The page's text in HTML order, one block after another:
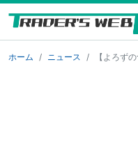
ホーム ニュース 【よろず